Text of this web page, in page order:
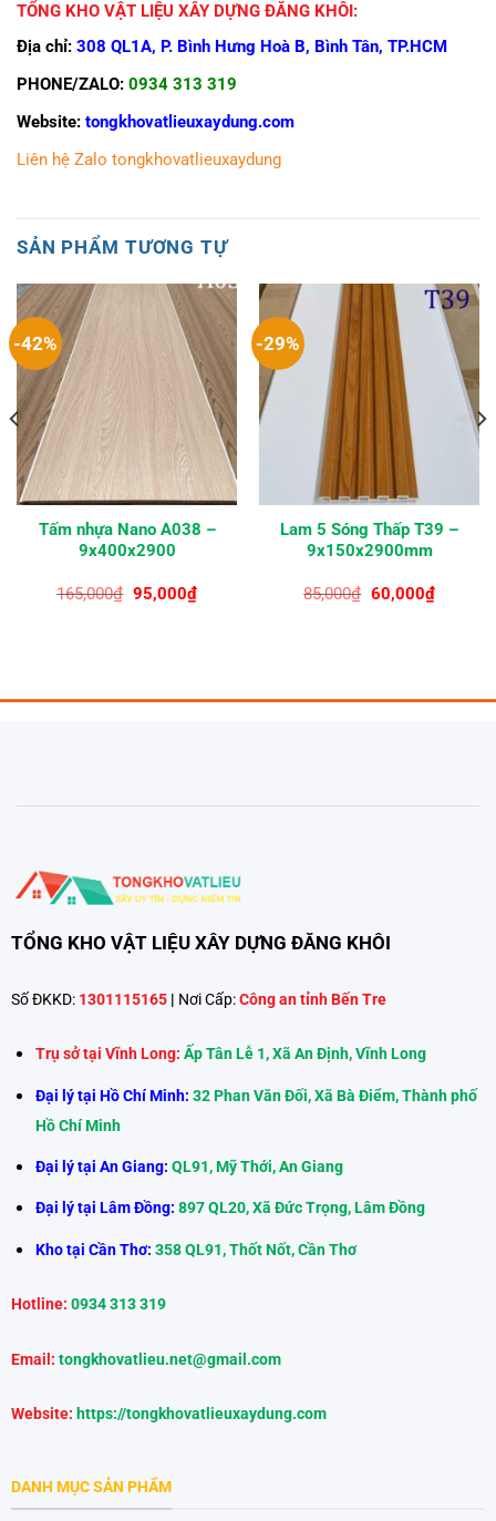
TỔNG KHO VẬT LIỆU XÂY DỰNG ĐĂNG KHÔI:
Địa chỉ: 308 QL1A, P. Bình Hưng Hoà B, Bình Tân, TP.HCM
PHONE/ZALO: 0934 313 319
Website: tongkhovatlieuxaydung.com
Liên hệ Zalo tongkhovatlieuxaydung
SẢN PHẨM TƯƠNG TỰ
-42%
Tấm nhựa Nano A038 –
9x400x2900
165,000₫ Giá
95,000₫Giá
hiện
-29%
Lam 5 Sóng Thấp T39 –
9x150x2900mm
85,000₫ Giá
60,000₫Giá
hiện
TỔNG KHO VẬT LIỆU XÂY DỰNG ĐĂNG KHÔI
Số ĐKKD: 1301115165 | Nơi Cấp: Công an tỉnh Bến Tre
Trụ sở tại Vĩnh Long: Ấp Tân Lễ 1, Xã An Định, Vĩnh Long
Đại lý tại Hồ Chí Minh: 32 Phan Văn Đối, Xã Bà Điểm, Thành phố
Hồ Chí Minh
Đại lý tại An Giang: QL91, Mỹ Thới, An Giang
Đại lý tại Lâm Đồng:897 QL20, Xã Đức Trọng, Lâm Đồng
Kho tại Cần Thơ: 358 QL91, Thốt Nốt, Cần Thơ
Hotline: 0934 313 319
Email: tongkhovatlieu.net@gmail.com
Website: https://tongkhovatlieuxaydung.com
DANH MỤC SẢN PHẨM